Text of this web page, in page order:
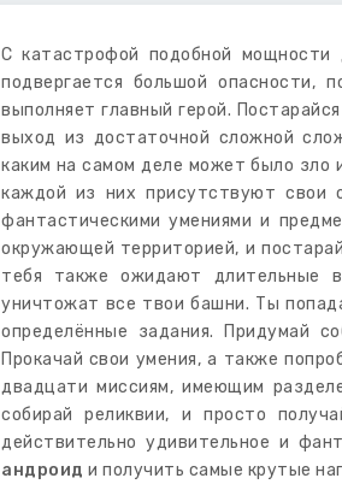
С катастрофой подобной мощности
подвергается большой опасности,
выполняет главный герой.
выход из достаточной сложной
каким на самом деле может было зло
каждой из них присутствуют свои
фантастическими умениями и
окружающей территорией, и
тебя также ожидают длительные
уничтожат все твои башни. Ты
определённые задания. Придумай
Прокачай свои умения, а также
двадцати миссиям, имеющим
собирай реликвии, и просто
действительно удивительное и
андроид и получить самые крутые